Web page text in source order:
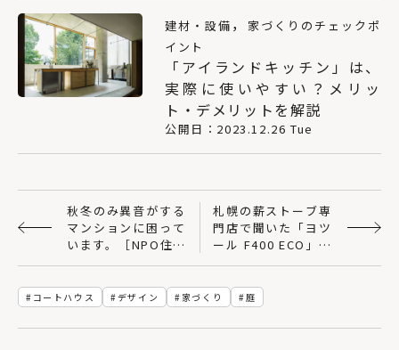
建材・設備 ，家づくりのチェックポ
イント
「アイランドキッチン」は、
実際に使いやすい？メリッ
ト・デメリットを解説
公開日：2023.12.26 Tue
秋冬のみ異音がする
マンションに困って
います。［NPO住宅
110番］
札幌の薪ストーブ専
門店で聞いた「ヨツ
ール F400 ECO」の
魅力とは？
コートハウス デザイン 家づくり 庭